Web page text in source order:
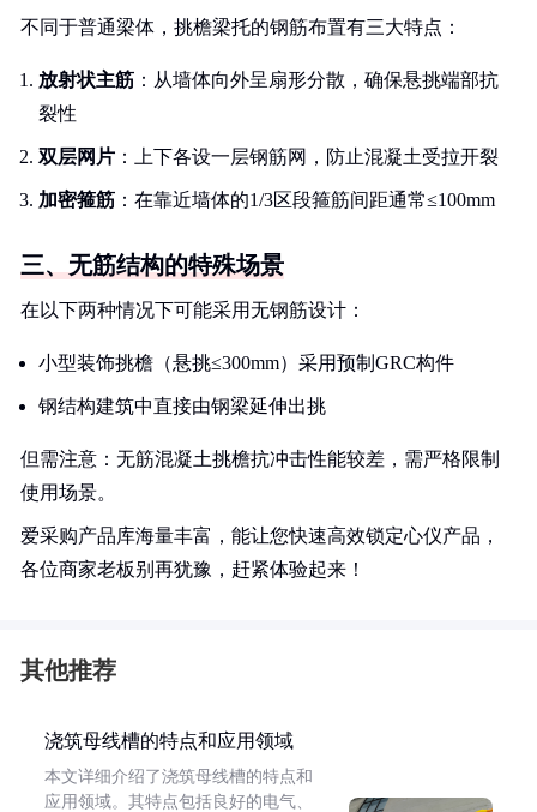
不同于普通梁体，挑檐梁托的钢筋布置有三大特点：
放射状主筋 ：从墙体向外呈扇形分散，确保悬挑端部抗
裂性
双层网片 ：上下各设一层钢筋网，防止混凝土受拉开裂
加密箍筋 ：在靠近墙体的1/3区段箍筋间距通常≤100mm
三、无筋结构的特殊场景
在以下两种情况下可能采用无钢筋设计：
小型装饰挑檐（悬挑≤300mm）采用预制GRC构件
钢结构建筑中直接由钢梁延伸出挑
但需注意：无筋混凝土挑檐抗冲击性能较差，需严格限制
使用场景。
爱采购产品库海量丰富，能让您快速高效锁定心仪产品，
各位商家老板别再犹豫，赶紧体验起来！
其他推荐
浇筑母线槽的特点和应用领域
本文详细介绍了浇筑母线槽的特点和
应用领域。其特点包括良好的电气、